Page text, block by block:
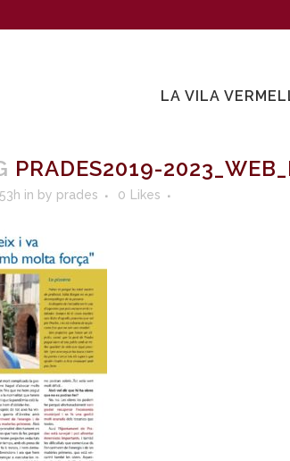
LA VILA
PRADES2019-
in by prades 0 Likes